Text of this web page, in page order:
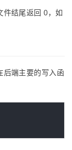
件结尾返回 0，如
后端主要的写入函